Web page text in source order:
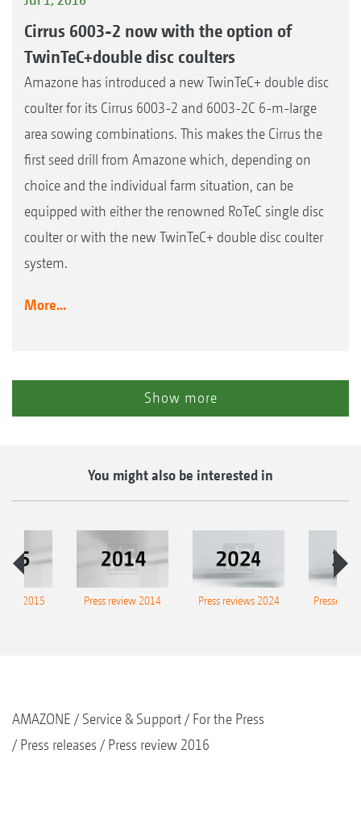
Cirrus 6003-2 now with the option of
TwinTeC+double disc coulters
Amazone has introduced a new TwinTeC+ double disc
coulter for its Cirrus 6003-2 and 6003-2C 6-m-large
area sowing combinations. This makes the Cirrus the
first seed drill from Amazone which, depending on
choice and the individual farm situation, can be
equipped with either the renowned RoTeC single disc
coulter or with the new TwinTeC+ double disc coulter
system.
More...
Show more
You might also be interested in
2015 Press review 2014 Press reviews 2024 Presse-
AMAZONE Service & Support
For the Press
Press releases
Press review 2016